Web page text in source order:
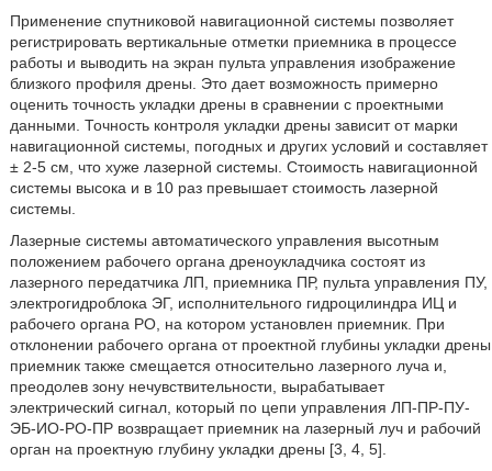
Применение спутниковой навигационной системы позволяет
регистрировать вертикальные отметки приемника в процессе
работы и выводить на экран пульта управления изображение
близкого профиля дрены. Это дает возможность примерно
оценить точность укладки дрены в сравнении с проектными
данными. Точность контроля укладки дрены зависит от марки
навигационной системы, погодных и других условий и составляет
± 2-5 см, что хуже лазерной системы. Стоимость навигационной
системы высока и в 10 раз превышает стоимость лазерной
системы.
Лазерные системы автоматического управления высотным
положением рабочего органа дреноукладчика состоят из
лазерного передатчика ЛП, приемника ПР, пульта управления ПУ,
электрогидроблока ЭГ, исполнительного гидроцилиндра ИЦ и
рабочего органа РО, на котором установлен приемник. При
отклонении рабочего органа от проектной глубины укладки дрены
приемник также смещается относительно лазерного луча и,
преодолев зону нечувствительности, вырабатывает
электрический сигнал, который по цепи управления ЛП-ПР-ПУ-
ЭБ-ИО-РО-ПР возвращает приемник на лазерный луч и рабочий
орган на проектную глубину укладки дрены [3, 4, 5].